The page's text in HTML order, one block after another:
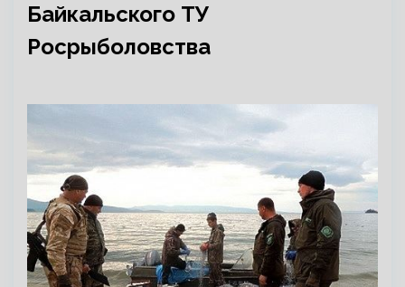
Байкальского ТУ
Росрыболовства